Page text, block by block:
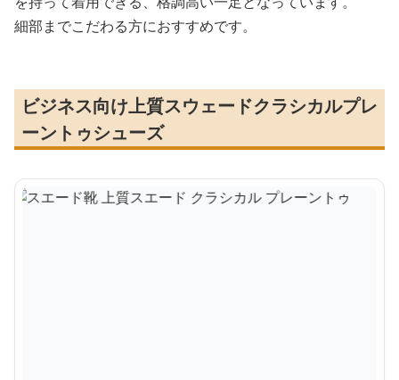
細部までこだわる方におすすめです。
ビジネス向け上質スウェードクラシカルプレ
ーントゥシューズ